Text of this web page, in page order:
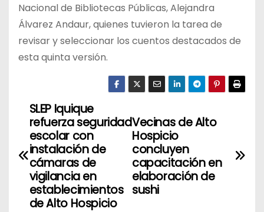
Nacional de Bibliotecas Públicas, Alejandra
Álvarez Andaur, quienes tuvieron la tarea de
revisar y seleccionar los cuentos destacados de
esta quinta versión.
N
v
Vecinas de Alto
Hospicio
concluyen
capacitación en
elaboración de
sushi
SLEP Iquique
refuerza seguridad
escolar con
instalación de
cámaras de
vigilancia en
establecimientos
de Alto Hospicio